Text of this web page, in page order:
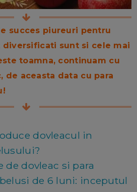
succes piureuri pentru
diversificati sunt si cele mai
toamna, continuam cu
de aceasta data cu para
dovleacul in
dovleac si para
de 6 luni: inceputul